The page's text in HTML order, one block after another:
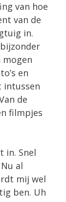
van hoe
van de
in.
mogen
en
intussen
de
filmpjes
in. Snel
al
mij wel
ben. Uh